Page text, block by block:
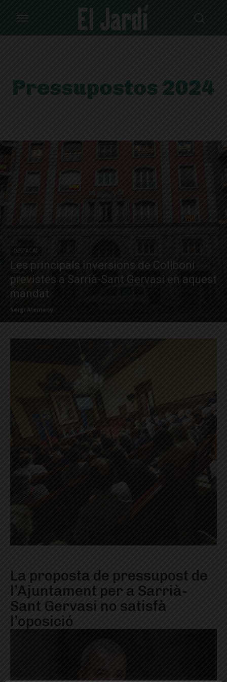
Pressupostos 2024
DESTACAT
Les principals inversions de Collboni
previstes a Sarrià-Sant Gervasi en aquest
mandat
Sergi Alemany
La proposta de pressupost de
l’Ajuntament per a Sarrià-
Sant Gervasi no satisfà
l’oposició